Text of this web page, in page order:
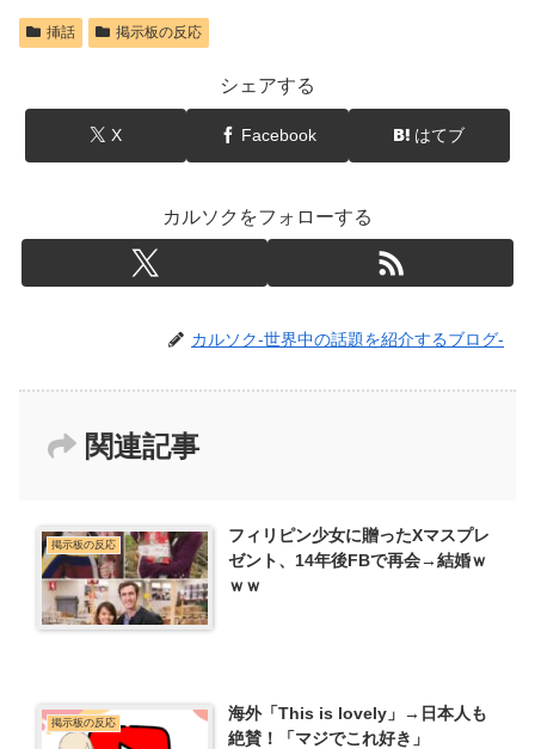
挿話 掲示板の反応
シェアする
X Facebook はてブ
カルソクをフォローする
カルソク-世界中の話題を紹介するブログ-
関連記事
掲示板の反応
フィリピン少女に贈ったXマスプレ
ゼント、14年後FBで再会→結婚ｗ
ｗｗ
掲示板の反応
海外「This is lovely」→日本人も
絶賛！「マジでこれ好き」